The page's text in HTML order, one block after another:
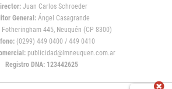
Juan Carlos Schroeder
General:Ángel Casagrande
Fotheringham 445, Neuquén (CP 8300)
(0299) 449 0400 / 449 0410
publicidad@lmneuquen.com.ar
Registro DNA: 123442625